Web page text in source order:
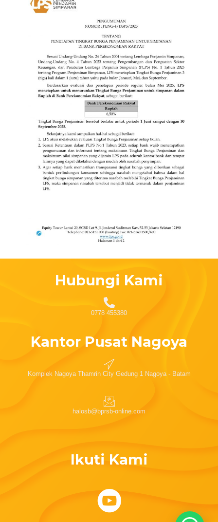
Hubungi Kami
0778 455380
Kantor Pusat Nagoya
Komplek Nagoya Thamrin City Gedung 1 Nagoya - Batam
halosb@bprsb-online.com
Ikuti Kami